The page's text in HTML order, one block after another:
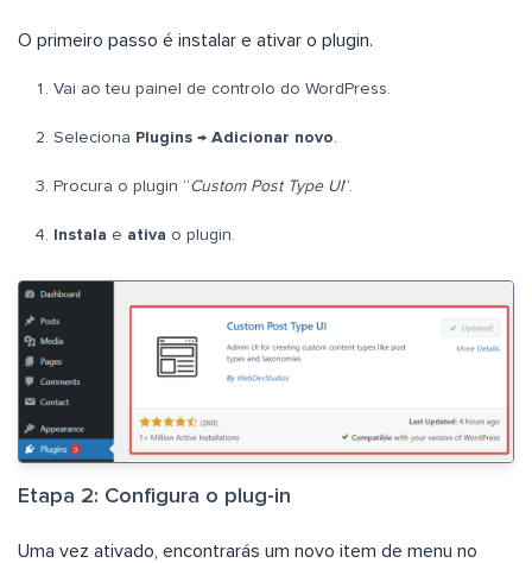
O primeiro passo é instalar e ativar o plugin.
Vai ao teu painel de controlo do WordPress.
Seleciona Plugins → Adicionar novo.
Procura o plugin “Custom Post Type UI“.
Instala e ativa o plugin.
Etapa 2: Configura o plug-in
Uma vez ativado, encontrarás um novo item de menu no